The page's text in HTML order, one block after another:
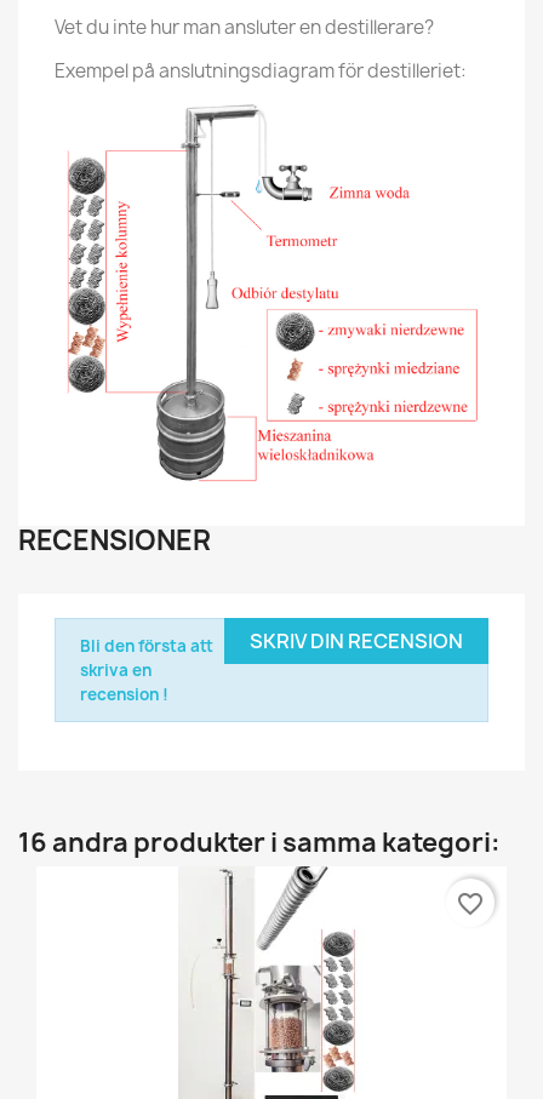
Vet du inte hur man ansluter en destillerare?
Exempel på anslutningsdiagram för destilleriet:
RECENSIONER
SKRIV DIN RECENSION
Bli den första att
skriva en
recension !
16 andra produkter i samma kategori:
favorite_border